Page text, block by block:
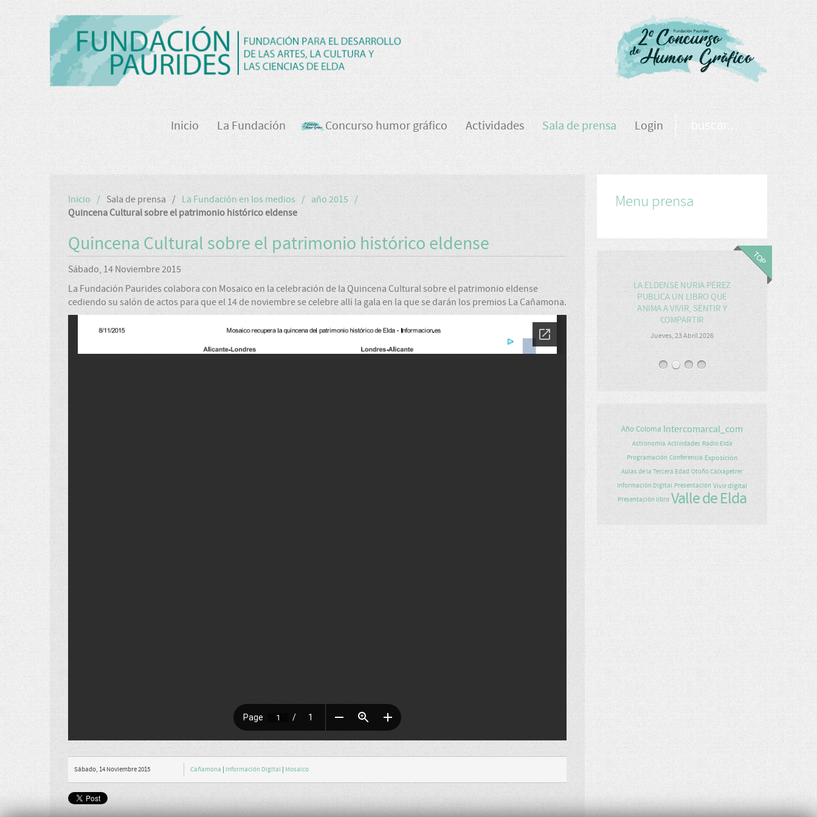
Inicio La Fundación Concurso humor gráfico Actividades Sala de prensa Login
Inicio Sala de prensa La Fundación en los medios
año 2015
Quincena Cultural sobre el patrimonio histórico eldense
Quincena Cultural sobre el patrimonio histórico eldense
Sábado, 14 Noviembre 2015
La Fundación Paurides colabora con Mosaico en la celebración de la Quincena Cultural sobre el patrimonio eldense
cediendo su salón de actos para que el 14 de noviembre se celebre allí la gala en la que se darán los premios La Cañamona.
Sábado, 14 Noviembre 2015 Cañamona | Información Digital | Mosaico
Menu prensa
LA ELDENSE NURIA PÉREZ
PUBLICA UN LIBRO QUE
ANIMA A VIVIR, SENTIR Y
COMPARTIR
Jueves, 23 Abril 2026
Año Coloma Intercomarcal_com
Astronomía Actividades Radio Elda
Programación Conferencia Exposición
Aulas de la Tercera Edad Otoño Caixapetrer
Información Digital Presentación Vivir digital
Presentación libro Valle de Elda